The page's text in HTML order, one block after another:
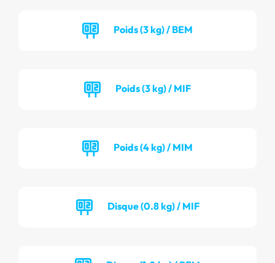
Poids (3 kg) / BEM
Poids (3 kg) / MIF
Poids (4 kg) / MIM
Disque (0.8 kg) / MIF